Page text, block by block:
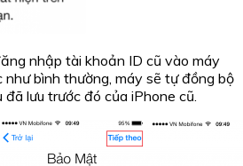
nhập tài khoản ID cũ vào máy
bình thường, máy sẽ tự đồng bộ
lưu trước đó của iPhone cũ.